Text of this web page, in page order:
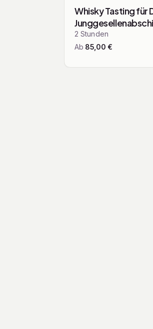
Whisky Tasting für
2 Stunden
Ab 85,00 €